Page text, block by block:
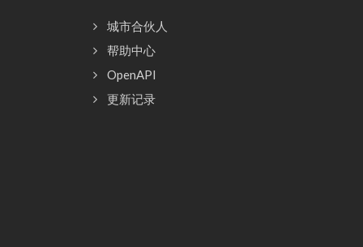
城市合伙人
帮助中心
OpenAPI
更新记录